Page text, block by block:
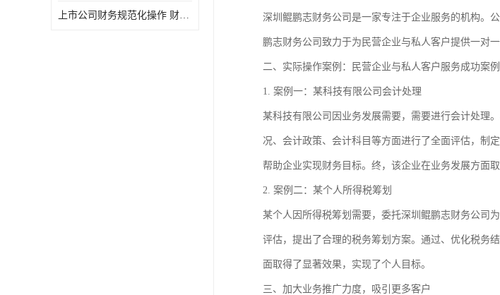
上市公司财务规范化操作 财务规范化操作 如何操作 深圳鲲鹏志财务公司是一家专注于企业服务的机构。
鹏志财务公司致力于为民营企业与私人客户提供一对
二、实际操作案例：民营企业与私人客户服务成功案
1. 案例一：某科技有限公司会计处理
某科技有限公司因业务发展需要，需要进行会计处理
况、会计政策、会计科目等方面进行了全面评估，制
帮助企业实现财务目标。终，该企业在业务发展方面
2. 案例二：某个人所得税筹划
某个人因所得税筹划需要，委托深圳鲲鹏志财务公司
评估，提出了合理的税务筹划方案。通过、优化税务
面取得了显著效果，实现了个人目标。
三、加大业务推广力度，吸引更多客户